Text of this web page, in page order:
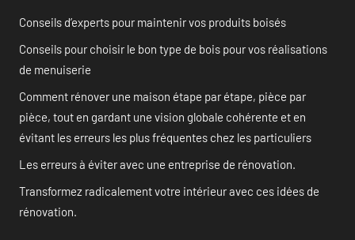
Conseils d’experts pour maintenir vos produits boisés
Conseils pour choisir le bon type de bois pour vos réalisations
de menuiserie
Comment rénover une maison étape par étape, pièce par
pièce, tout en gardant une vision globale cohérente et en
évitant les erreurs les plus fréquentes chez les particuliers
Les erreurs à éviter avec une entreprise de rénovation.
Transformez radicalement votre intérieur avec ces idées de
rénovation.